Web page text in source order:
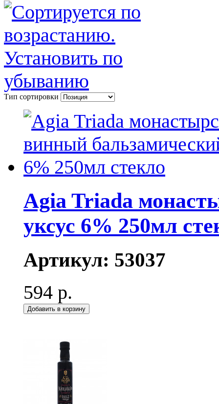
Тип сортировки
Agia Triada
уксус 6% 250мл
Артикул: 53037
594 р.
Добавить в корзину